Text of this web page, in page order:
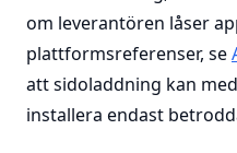
om leverantören låser
plattformsreferenser, se
att sidoladdning kan
installera endast